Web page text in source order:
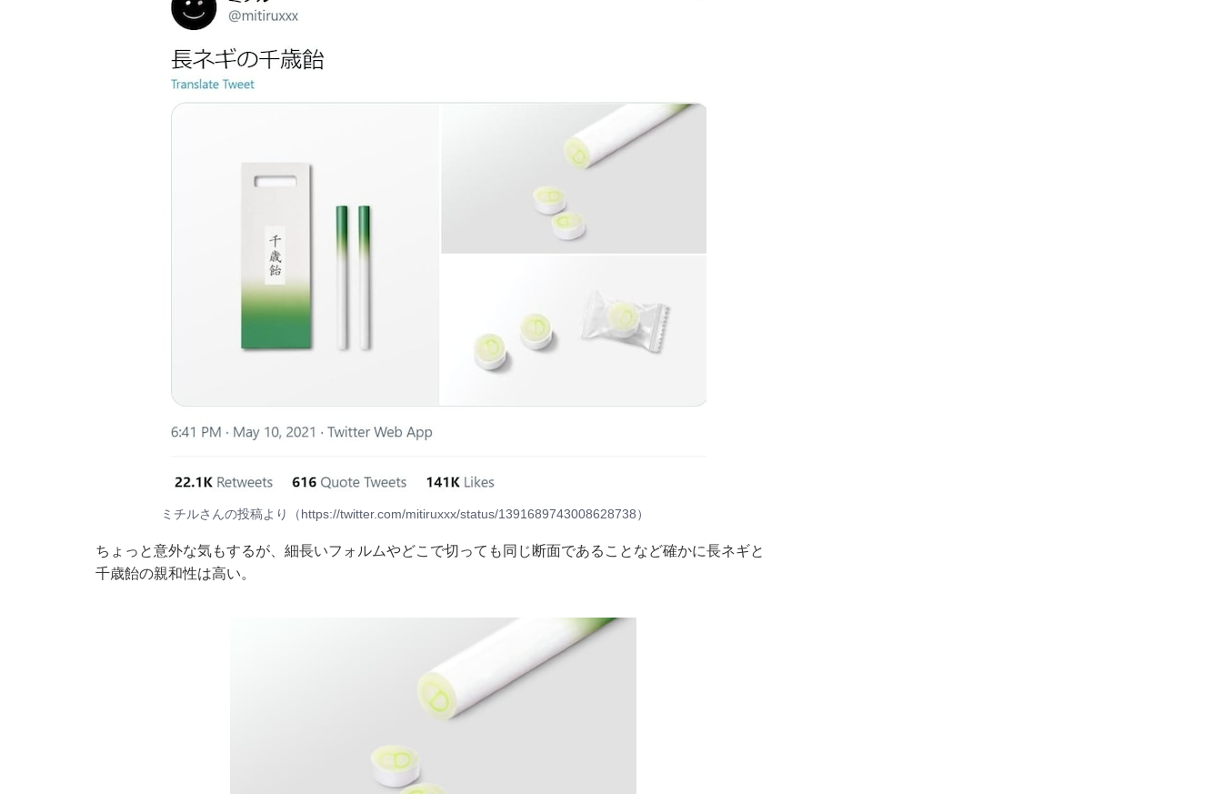
ミチルさんの投稿より（https://twitter.com/mitiruxxx/status/1391689743008628738）
ちょっと意外な気もするが、細長いフォルムやどこで切っても同じ断面であることなど確かに長ネギと
千歳飴の親和性は高い。